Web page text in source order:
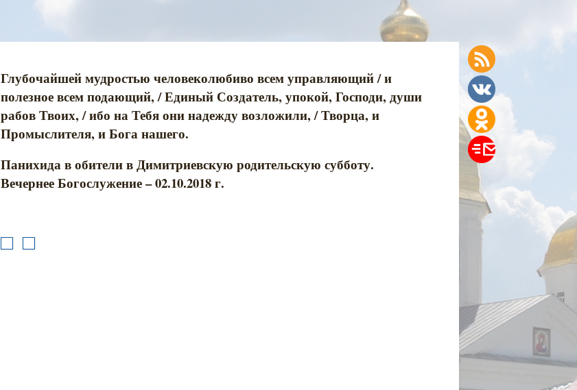
Глубочайшей мудростью человеколюбиво всем управляющий / и
полезное всем подающий, / Единый Создатель, упокой, Господи, души
рабов Твоих, / ибо на Тебя они надежду возложили, / Творца, и
Промыслителя, и Бога нашего.
Панихида в обители в Димитриевскую родительскую субботу.
Вечернее Богослужение – 02.10.2018 г.